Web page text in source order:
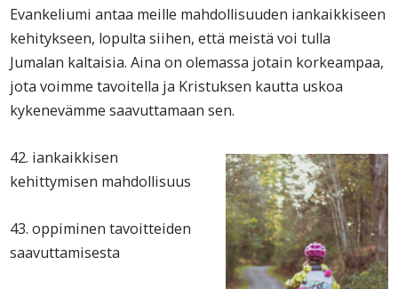
Evankeliumi antaa meille mahdollisuuden iankaikkiseen
kehitykseen, lopulta siihen, että meistä voi tulla
Jumalan kaltaisia. Aina on olemassa jotain korkeampaa,
jota voimme tavoitella ja Kristuksen kautta uskoa
kykenevämme saavuttamaan sen.
42. iankaikkisen
kehittymisen mahdollisuus
43. oppiminen tavoitteiden
saavuttamisesta